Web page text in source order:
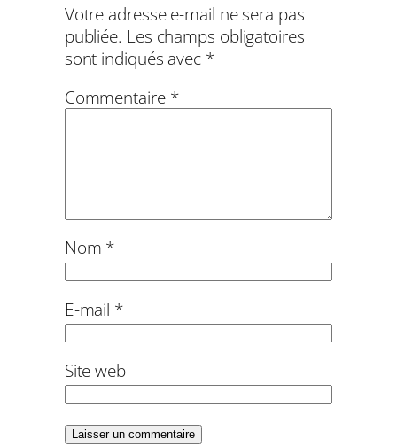
Votre adresse e-mail ne sera pas
publiée. Les champs obligatoires
sont indiqués avec *
Commentaire *
Nom *
E-mail *
Site web